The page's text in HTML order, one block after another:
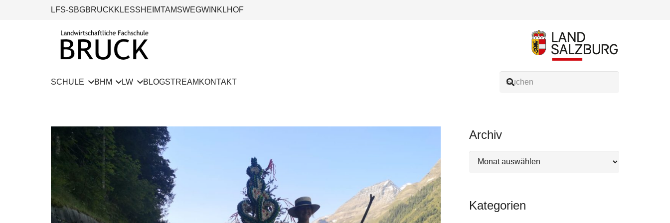
LFS-SBGBRUCKKLESSHEIMTAMSWEGWINKLHOF
SCHULE BHM LW BLOGSTREAM KONTAKT
Archiv
Archiv
Kategorien